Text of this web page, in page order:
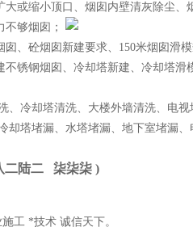
或缩小顶口、烟囱内壁清灰除尘
不够烟囱；
囱、砼烟囱新建要求、150米烟囱滑
锈钢烟囱、冷却塔新建、冷却塔滑
、冷却塔清洗、大楼外墙清洗、电视
却塔堵漏、水塔堵漏、地下室堵漏
二陆二 柒柒柒 )
工 *技术 诚信天下。